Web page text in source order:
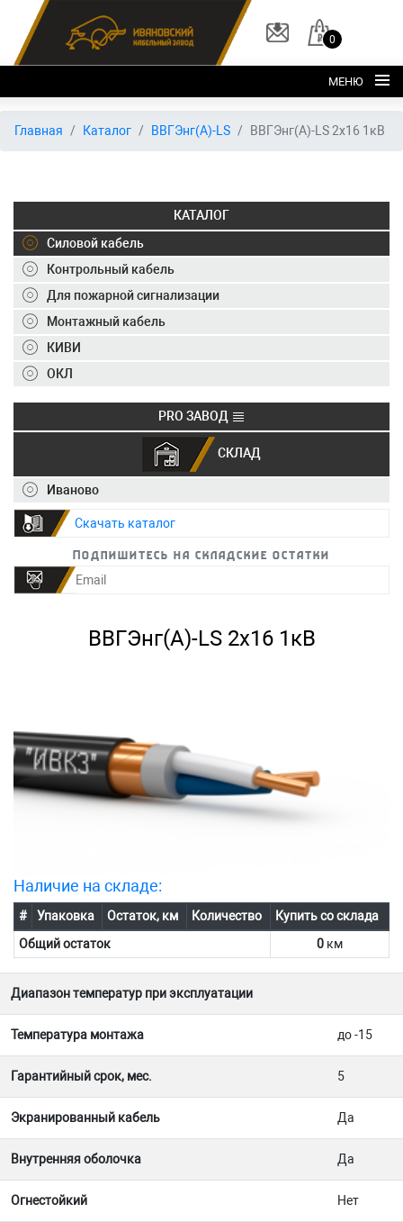
0
МЕНЮ
Главная
ОКЛ
Вакансии
Контакты
+7 (495) 150-40-20
+7 (495) 150-40-20 info@ivkz.ru
Главная Каталог ВВГЭнг(А)-LS ВВГЭнг(А)-LS 2х16 1кВ
КАТАЛОГ
Силовой кабель
Контрольный кабель
Для пожарной сигнализации
Монтажный кабель
КИВИ
ОКЛ
PRO ЗАВОД
СКЛАД
Иваново
Скачать каталог
Подпишитесь на складские остатки
ВВГЭнг(А)-LS 2х16 1кВ
Наличие на складе:
# Упаковка Остаток, км Количество
Купить со склада
Общий остаток
0 км
Диапазон температур при эксплуатации
Температура монтажа до -15
Гарантийный срок, мес. 5
Экранированный кабель Да
Внутренняя оболочка Да
Огнестойкий Нет